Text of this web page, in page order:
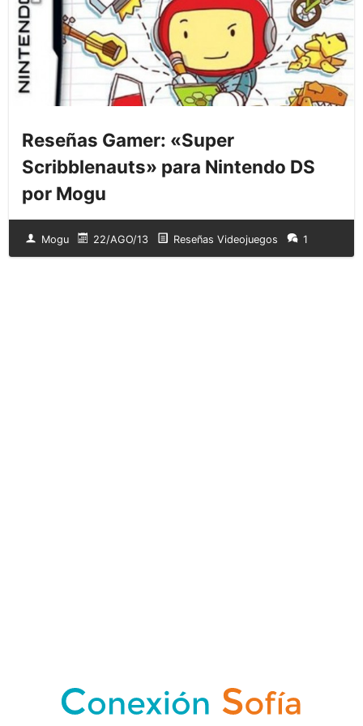
Reseñas Gamer: «Super
Scribblenauts» para Nintendo DS
por Mogu
Mogu 22/AGO/13 Reseñas Videojuegos 1